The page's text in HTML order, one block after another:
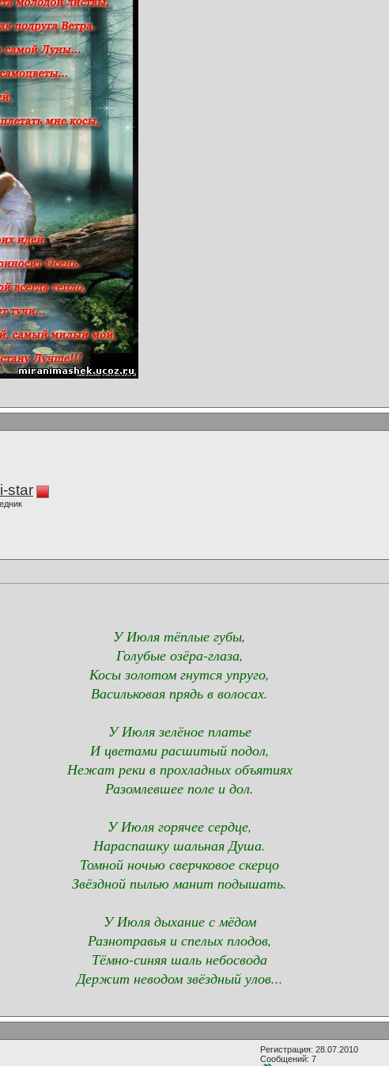
star
У Июля тёплые губы,
Голубые озёра-глаза,
Косы золотом гнутся упруго,
Васильковая прядь в волосах.
У Июля зелёное платье
И цветами расшитый подол,
Нежат реки в прохладных объятиях
Разомлевшее поле и дол.
У Июля горячее сердце,
Нараспашку шальная Душа.
Томной ночью сверчковое скерцо
Звёздной пылью манит подышать.
У Июля дыхание с мёдом
Разнотравья и спелых плодов,
Тёмно-синяя шаль небосвода
Держит неводом звёздный улов...
Регистрация: 28.07.2010
Сообщений: 7